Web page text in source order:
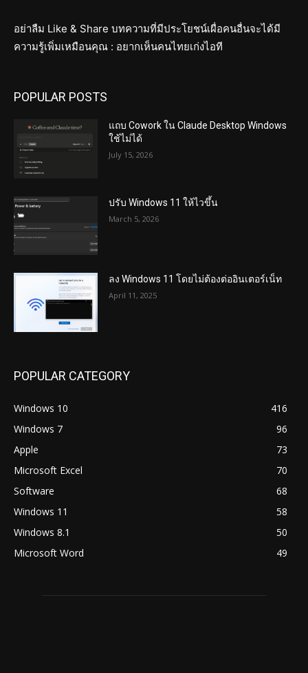
อย่าลืม Like & Share บทความที่มีประโยชน์เผื่อคนอื่นจะได้มี
ความรู้เพิ่มเหมือนคุณ : อยากเห็นคนไทยเก่งไอที
POPULAR POSTS
แถบ Cowork ใน Claude Desktop Windows
ใช้ไม่ได้
July 15, 2026
ปรับ Windows 11 ให้ไวขึ้น
March 5, 2026
ลง Windows 11 โดยไม่ต้องต่ออินเตอร์เน็ท
April 11, 2025
POPULAR CATEGORY
Windows 10
416
Windows 7
96
Apple
73
Microsoft Excel
70
Software
68
Windows 11
58
Windows 8.1
50
Microsoft Word
49